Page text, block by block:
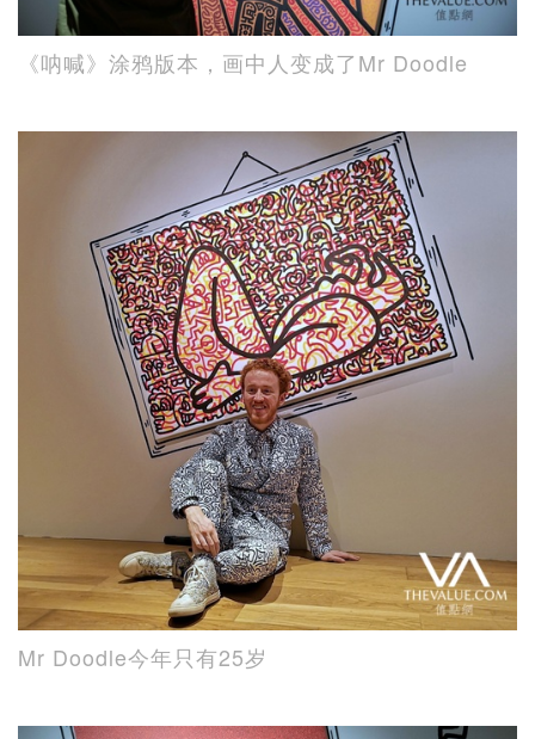
《呐喊》涂鸦版本，画中人变成了Mr Doodle
Mr Doodle今年只有25岁